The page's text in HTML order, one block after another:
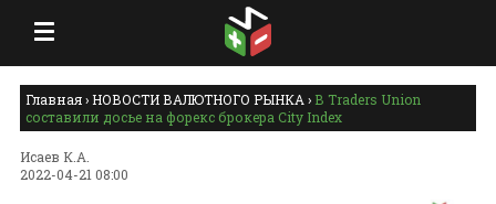
Главная›НОВОСТИ ВАЛЮТНОГО РЫНКА › В Traders Union
составили досье на форекс брокера City Index
Исаев К.А.
2022-04-21 08:00